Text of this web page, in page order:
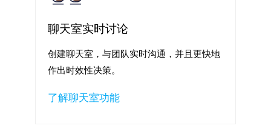
聊天室实时讨论
创建聊天室，与团队实时沟通，并且更快地
作出时效性决策。
了解聊天室功能